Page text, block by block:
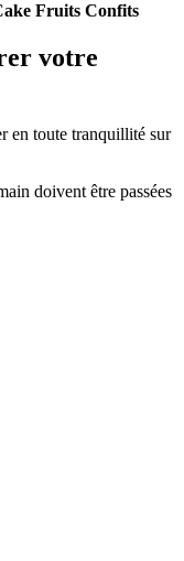
Fruits Confits
votre
en toute tranquillité sur
doivent être passées